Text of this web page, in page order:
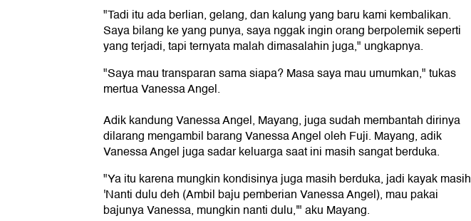
"Tadi itu ada berlian, gelang, dan kalung yang baru kami kembalikan.
Saya bilang ke yang punya, saya nggak ingin orang berpolemik seperti
yang terjadi, tapi ternyata malah dimasalahin juga," ungkapnya.
"Saya mau transparan sama siapa? Masa saya mau umumkan," tukas
mertua Vanessa Angel.
Adik kandung Vanessa Angel, Mayang, juga sudah membantah dirinya
dilarang mengambil barang Vanessa Angel oleh Fuji. Mayang, adik
Vanessa Angel juga sadar keluarga saat ini masih sangat berduka.
"Ya itu karena mungkin kondisinya juga masih berduka, jadi kayak masih
'Nanti dulu deh (Ambil baju pemberian Vanessa Angel), mau pakai
bajunya Vanessa, mungkin nanti dulu,'" aku Mayang.